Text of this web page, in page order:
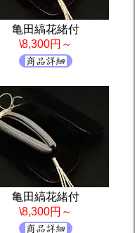
亀田縞花緒付
\8,300円～
亀田縞花緒付
\8,300円～